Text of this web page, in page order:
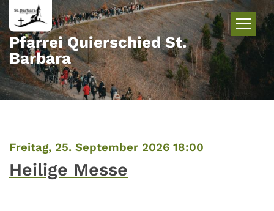
Zum Inhalt springen
Pfarrei Quierschied St.
Barbara
Freitag, 25. September 2026 18:00
Heilige Messe